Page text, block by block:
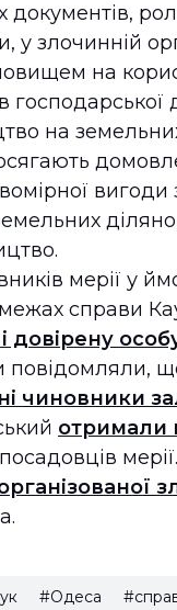
документів,
у злочинній
на
господарської
на
мерії у
справи
довірену
повідомляли,
чиновники
отримали
посадовців
#Одеса